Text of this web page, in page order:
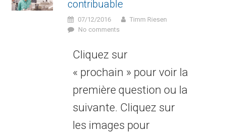
contribuable
07/12/2016
Timm Riesen
No comments
Cliquez sur
« prochain » pour voir la
première question ou la
suivante. Cliquez sur
les images pour